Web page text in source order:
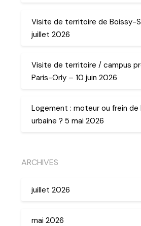
Visite de territoire de Boissy-
juillet 2026
Visite de territoire / campus
Paris-Orly – 10 juin 2026
Logement : moteur ou frein de
urbaine ? 5 mai 2026
ARCHIVES
juillet 2026
mai 2026